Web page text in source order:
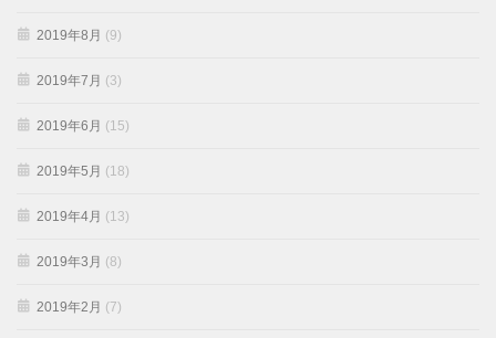
2019年8月 (9)
2019年7月 (3)
2019年6月 (15)
2019年5月 (18)
2019年4月 (13)
2019年3月 (8)
2019年2月 (7)